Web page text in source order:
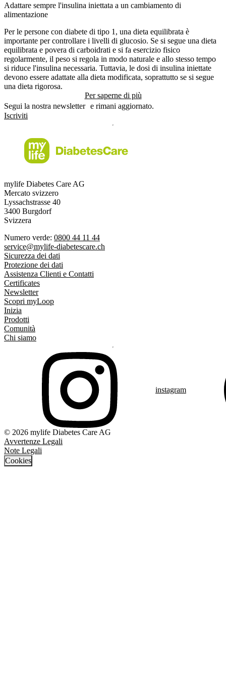
Adattare sempre l'insulina iniettata a un cambiamento di
alimentazione
Per le persone con diabete di tipo 1, una dieta equilibrata è
importante per controllare i livelli di glucosio. Se si segue una dieta
equilibrata e povera di carboidrati e si fa esercizio fisico
regolarmente, il peso si regola in modo naturale e allo stesso tempo
si riduce l'insulina necessaria. Tuttavia, le dosi di insulina iniettate
devono essere adattate alla dieta modificata, soprattutto se si segue
una dieta rigorosa.
Per saperne di più
Segui la nostra newsletter e rimani aggiornato.
Iscriviti
mylife Diabetes Care AG
Mercato svizzero
Lyssachstrasse 40
3400 Burgdorf
Svizzera
Numero verde: 0800 44 11 44
service@mylife-diabetescare.ch
Sicurezza dei dati
Protezione dei dati
Assistenza Clienti e Contatti
Certificates
Newsletter
Scopri myLoop
Inizia
Prodotti
Comunità
Chi siamo
instagram
© 2026 mylife Diabetes Care AG
Avvertenze Legali
Note Legali
Cookies